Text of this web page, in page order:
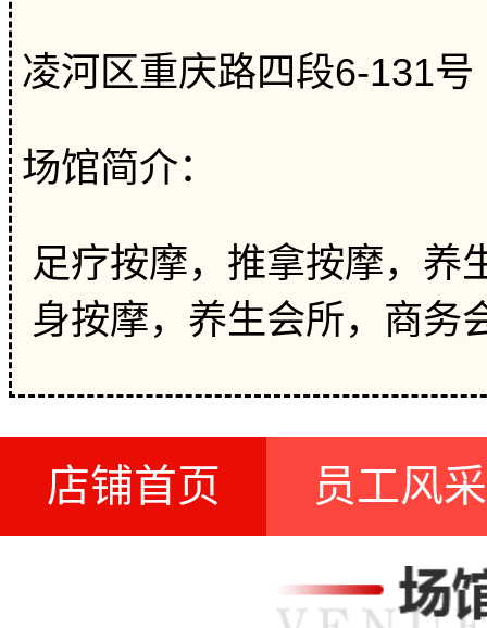
凌河区重庆路四段6-131号
场馆简介：
足疗按摩，推拿按摩，养
身按摩，养生会所，商务
店铺首页 员工风采